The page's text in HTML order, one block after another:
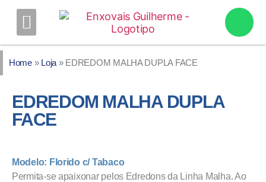
Home» Loja » EDREDOM MALHA DUPLA FACE
EDREDOM MALHA DUPLA
FACE
Modelo: Florido c/ Tabaco
Permita-se apaixonar pelos Edredons da Linha Malha. Ao